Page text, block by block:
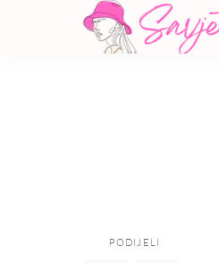
PODIJELI